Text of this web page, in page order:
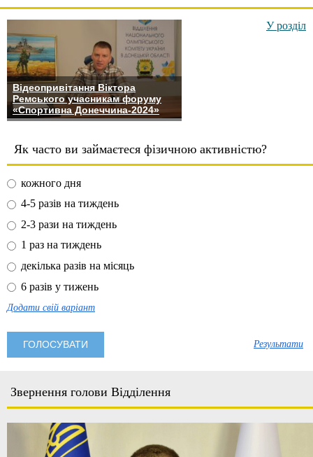
Відеопривітання Віктора
Ремського учасникам форуму
«Спортивна Донеччина-2024»
У розділ
Як часто ви займаєтеся фізичною активністю?
кожного дня
4-5 разів на тиждень
2-3 рази на тиждень
1 раз на тиждень
декілька разів на місяць
6 разів у тижень
Додати свій варіант
Результати
Звернення голови Відділення